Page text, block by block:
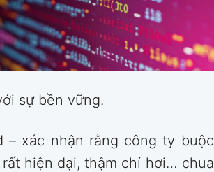
sự bền vững.
– xác nhận rằng công ty buộc
hiện đại, thậm chí hơi… chua